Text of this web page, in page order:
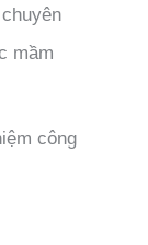
mầm
công